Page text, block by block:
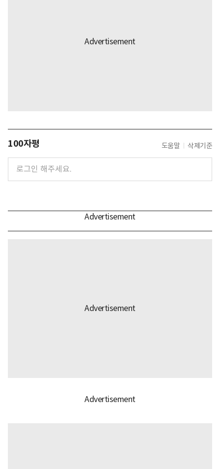
100자평 도움말 삭제기준